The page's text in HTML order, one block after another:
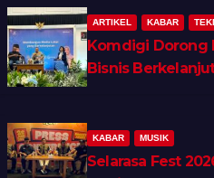
ARTIKEL KABAR
Komdigi Dorong
Bisnis
KABAR MUSIK
Selarasa Fest